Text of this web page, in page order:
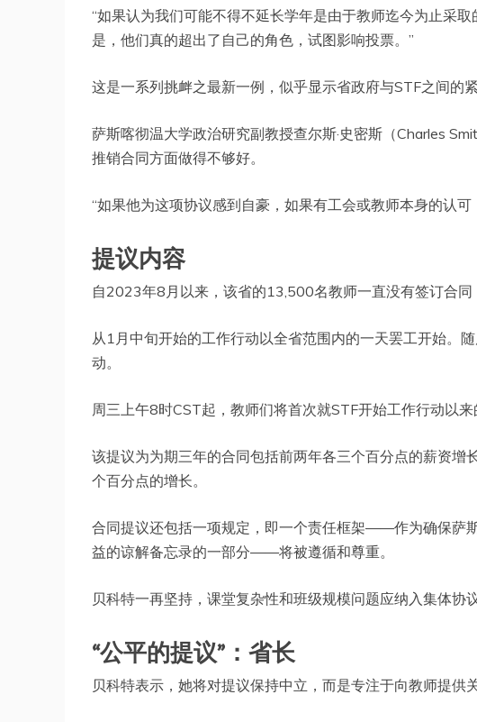
“如果认为我们可能不得不延长学年是由于教师迄今为止采
是，他们真的超出了自己的角色，试图影响投票。”
这是一系列挑衅之最新一例，似乎显示省政府与STF之间的
萨斯喀彻温大学政治研究副教授查尔斯·史密斯（Charles
推销合同方面做得不够好。
“如果他为这项协议感到自豪，如果有工会或教师本身的认可
提议内容
自2023年8月以来，该省的13,500名教师一直没有签订合同
从1月中旬开始的工作行动以全省范围内的一天罢工开始。
动。
周三上午8时CST起，教师们将首次就STF开始工作行动以来
该提议为为期三年的合同包括前两年各三个百分点的薪资
个百分点的增长。
合同提议还包括一项规定，即一个责任框架——作为确保萨
益的谅解备忘录的一部分——将被遵循和尊重。
贝科特一再坚持，课堂复杂性和班级规模问题应纳入集体协议
“公平的提议”：省长
贝科特表示，她将对提议保持中立，而是专注于向教师提供